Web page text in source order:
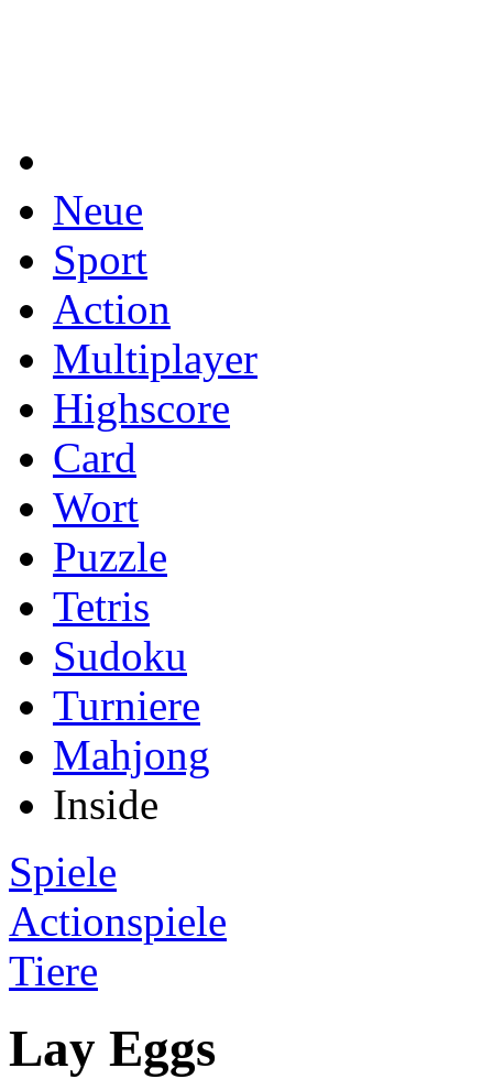
Neue
Sport
Action
Multiplayer
Highscore
Card
Wort
Puzzle
Tetris
Sudoku
Turniere
Mahjong
Inside
Spiele
Actionspiele
Tiere
Lay Eggs